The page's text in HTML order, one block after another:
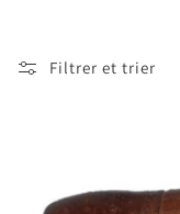
e
Filtrer et trier